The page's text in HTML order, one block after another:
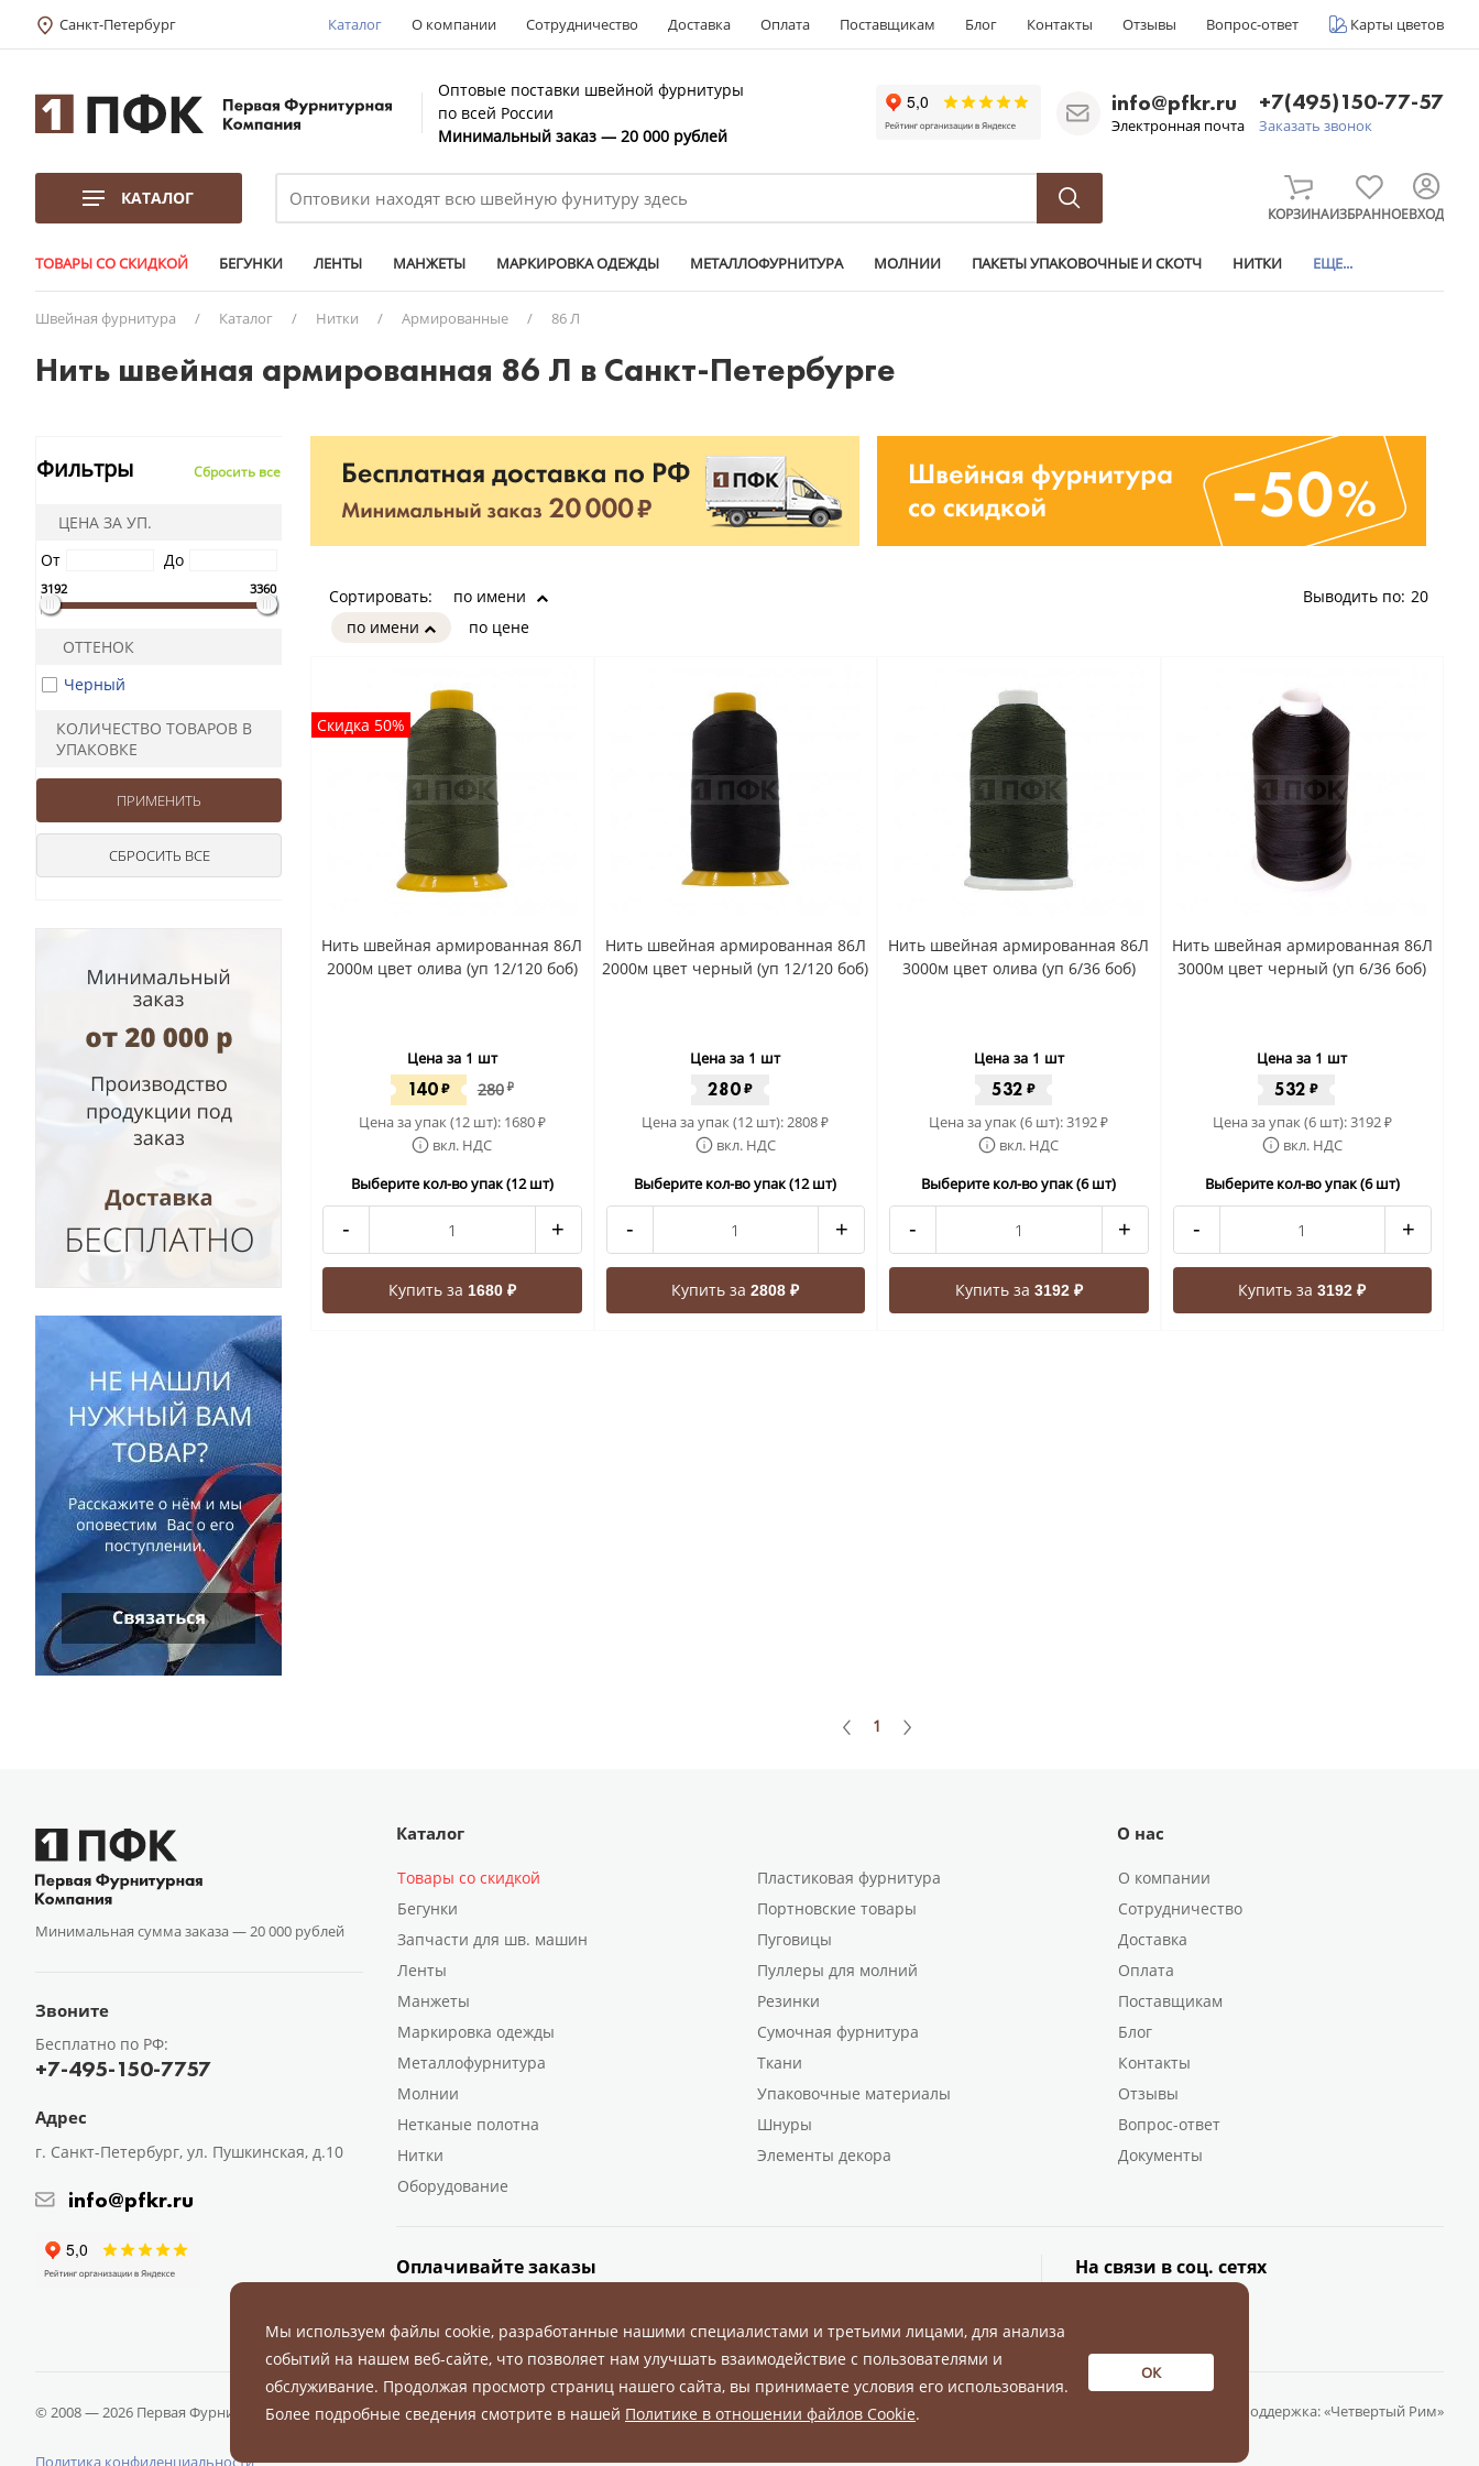
Санкт-Петербург Каталог О компании Сотрудничество Доставка Оплата Поставщикам Блог Контакты Отзывы Вопрос-ответ Карты цветов
Оптовые поставки швейной фурнитуры
по всей России
Минимальный заказ — 20 000 рублей
info@pfkr.ru
Электронная почта
+7(495)150-77-57
Заказать звонок
КАТАЛОГ
КОРЗИНАИЗБРАННОЕВХОД
ТОВАРЫ СО СКИДКОЙ БЕГУНКИ ЛЕНТЫ МАНЖЕТЫ МАРКИРОВКА ОДЕЖДЫ МЕТАЛЛОФУРНИТУРА МОЛНИИ ПАКЕТЫ УПАКОВОЧНЫЕ И СКОТЧ НИТКИ ЕЩЕ...
Швейная фурнитура / Каталог / Нитки / Армированные / 86 Л
Нить швейная армированная 86 Л в Санкт-Петербурге
Фильтры Сбросить все
ЦЕНА ЗА УП.
От
До
3192 3360
ОТТЕНОК
Черный
КОЛИЧЕСТВО ТОВАРОВ В
УПАКОВКЕ
Сортировать:
по имени
по цене
по имени Выводить по: 20
Скидка 50%
Нить швейная армированная 86Л
2000м цвет олива (уп 12/120 боб)
Цена за 1 шт
140₽ 280 ₽
Цена за упак (12 шт): 1680₽
вкл. НДС
Выберите кол-во упак (12 шт)
- +
Купить за 1680 ₽
Нить швейная армированная 86Л
2000м цвет черный (уп 12/120 боб)
Цена за 1 шт
280₽
Цена за упак (12 шт):2808₽
вкл. НДС
Выберите кол-во упак (12 шт)
- +
Купить за2808 ₽
Нить швейная армированная 86Л
3000м цвет олива (уп 6/36 боб)
Цена за 1 шт
532 ₽
Цена за упак (6 шт):3192₽
вкл. НДС
Выберите кол-во упак (6 шт)
- +
Купить за 3192 ₽
Нить швейная армированная 86Л
3000м цвет черный (уп 6/36 боб)
Цена за 1 шт
532 ₽
Цена за упак (6 шт):3192₽
вкл. НДС
Выберите кол-во упак (6 шт)
- +
Купить за3192 ₽
1
Минимальная сумма заказа —20 000 рублей
Звоните
Бесплатно по РФ:
+7-495-150-7757
Адрес
г. Санкт-Петербург, ул. Пушкинская, д.10
info@pfkr.ru
Каталог
Товары со скидкой
Бегунки
Запчасти для шв. машин
Ленты
Манжеты
Маркировка одежды
Металлофурнитура
Молнии
Нетканые полотна
Нитки
Оборудование
Пластиковая фурнитура
Портновские товары
Пуговицы
Пуллеры для молний
Резинки
Сумочная фурнитура
Ткани
Упаковочные материалы
Шнуры
Элементы декора
О нас
О компании
Сотрудничество
Доставка
Оплата
Поставщикам
Блог
Контакты
Отзывы
Вопрос-ответ
Документы
Оплачивайте заказы На связи в соц. сетях
© 2008 — 2026 Первая Фурнитурная Компания.Все права защищены.
Политика конфиденциальности
Разработка и поддержка:«Четвертый Рим»
Мы используем файлы cookie, разработанные нашими специалистами и третьими лицами, для анализа
событий на нашем веб-сайте, что позволяет нам улучшать взаимодействие с пользователями и
обслуживание. Продолжая просмотр страниц нашего сайта, вы принимаете условия его использования.
Более подробные сведения смотрите в нашей Политике в отношении файлов Cookie.
ОК